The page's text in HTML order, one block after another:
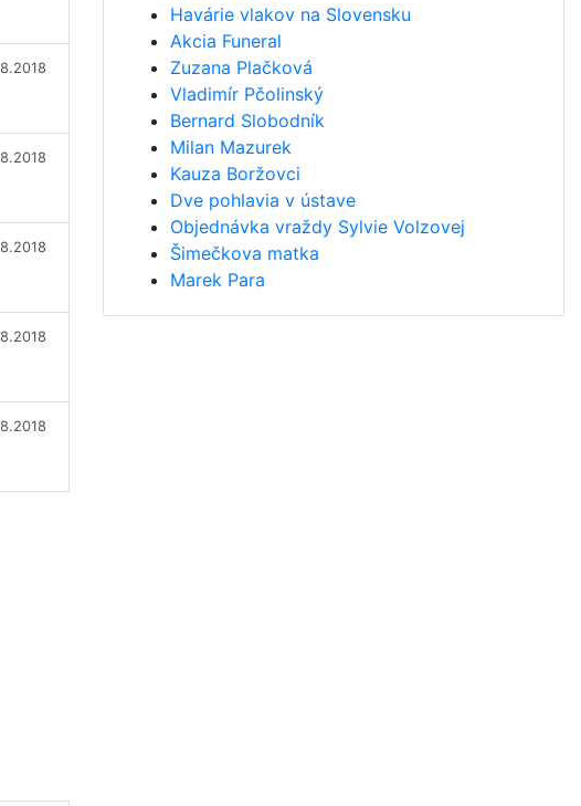
Havárie vlakov na Slovensku
Akcia Funeral
Zuzana Plačková
Vladimír Pčolinský
Bernard Slobodník
Milan Mazurek
Kauza Boržovci
Dve pohlavia v ústave
Objednávka vraždy Sylvie Volzovej
Šimečkova matka
Marek Para